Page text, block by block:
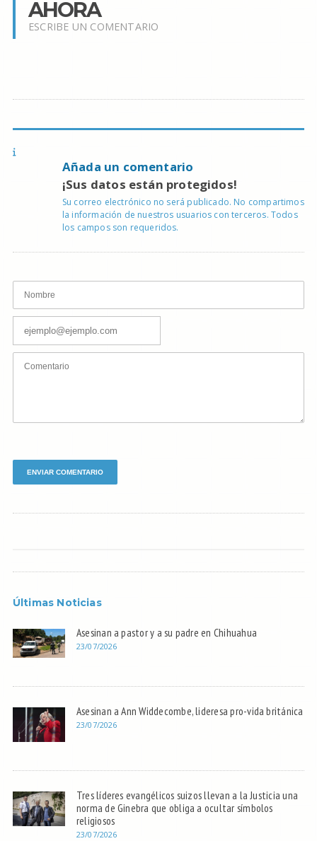
AHORA
ESCRIBE UN COMENTARIO
Añada un comentario
¡Sus datos están protegidos!
Su correo electrónico no será publicado. No compartimos
la información de nuestros usuarios con terceros. Todos
los campos son requeridos.
Últimas Noticias
Asesinan a pastor y a su padre en Chihuahua
23/07/2026
Asesinan a Ann Widdecombe, lideresa pro-vida británica
23/07/2026
Tres líderes evangélicos suizos llevan a la Justicia una
norma de Ginebra que obliga a ocultar símbolos
religiosos
23/07/2026